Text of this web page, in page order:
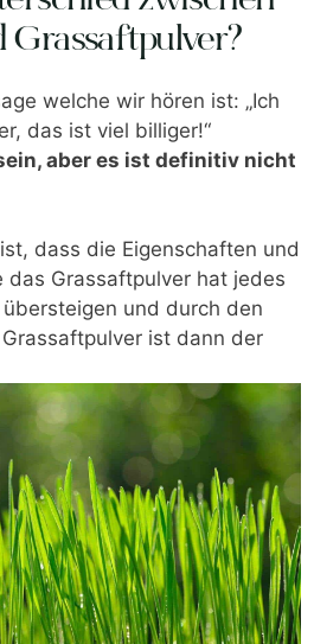
Grassaftpulver?
welche wir hören ist: „Ich
das ist viel billiger!“
aber es ist definitiv nicht
dass die Eigenschaften und
das Grassaftpulver hat jedes
und durch den
ist dann der